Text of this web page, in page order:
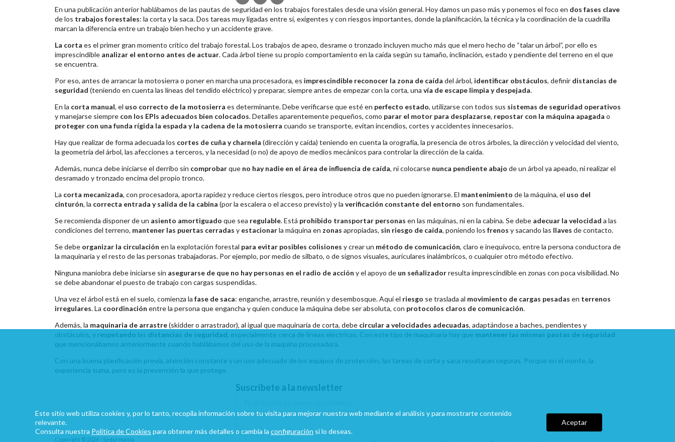
En una publicación anterior hablábamos de las pautas de seguridad en los trabajos forestales desde una visión general. Hoy damos un paso más y ponemos el foco en dos fases clave
de los trabajos forestales: la corta y la saca. Dos tareas muy ligadas entre sí, exigentes y con riesgos importantes, donde la planificación, la técnica y la coordinación de la cuadrilla
marcan la diferencia entre un trabajo bien hecho y un accidente grave.
La corta es el primer gran momento crítico del trabajo forestal. Los trabajos de apeo, desrame o tronzado incluyen mucho más que el mero hecho de “talar un árbol”, por ello es
imprescindible analizar el entorno antes de actuar. Cada árbol tiene su propio comportamiento en la caída según su tamaño, inclinación, estado y pendiente del terreno en el que
se encuentra.
Por eso, antes de arrancar la motosierra o poner en marcha una procesadora, es imprescindible reconocer la zona de caída del árbol, identificar obstáculos, definir distancias de
seguridad (teniendo en cuenta las líneas del tendido eléctrico) y preparar, siempre antes de empezar con la corta, una vía de escape limpia y despejada.
En la corta manual, el uso correcto de la motosierra es determinante. Debe verificarse que esté en perfecto estado, utilizarse con todos sus sistemas de seguridad operativos
y manejarse siempre con los EPIs adecuados bien colocados. Detalles aparentemente pequeños, como parar el motor para desplazarse, repostar con la máquina apagada o
proteger con una funda rígida la espada y la cadena de la motosierra cuando se transporte, evitan incendios, cortes y accidentes innecesarios.
Hay que realizar de forma adecuada los cortes de cuña y charnela (dirección y caída) teniendo en cuenta la orografía, la presencia de otros árboles, la dirección y velocidad del viento,
la geometría del árbol, las afecciones a terceros, y la necesidad (o no) de apoyo de medios mecánicos para controlar la dirección de la caída.
Además, nunca debe iniciarse el derribo sin comprobarque no hay nadie en el área de influencia de caída, ni colocarse nunca pendiente abajo de un árbol ya apeado, ni realizar el
desramado y tronzado encima del propio tronco.
La corta mecanizada, con procesadora, aporta rapidez y reduce ciertos riesgos, pero introduce otros que no pueden ignorarse. El mantenimiento de la máquina, el uso del
cinturón, la correcta entrada y salida de la cabina (por la escalera o el acceso previsto) y la verificación constante del entorno son fundamentales.
Se recomienda disponer de un asiento amortiguado que sea regulable. Está prohibido transportar personas en las máquinas, ni en la cabina. Se debe adecuar la velocidad a las
condiciones del terreno, mantener las puertas cerradas y estacionarla máquina en zonas apropiadas, sin riesgo de caída, poniendo los frenos y sacando las llaves de contacto.
Se debe organizar la circulación en la explotación forestal para evitar posibles colisiones y crear un método de comunicación, claro e inequívoco, entre la persona conductora de
la maquinaria y el resto de las personas trabajadoras. Por ejemplo, por medio de silbato, o de signos visuales, auriculares inalámbricos, o cualquier otro método efectivo.
Ninguna maniobra debe iniciarse sin asegurarse de que no hay personas en el radio de acción y el apoyo de un señalizadorresulta imprescindible en zonas con poca visibilidad. No
se debe abandonar el puesto de trabajo con cargas suspendidas.
Una vez el árbol está en el suelo, comienza la fase de saca: enganche, arrastre, reunión y desembosque. Aquí el riesgo se traslada al movimiento de cargas pesadas en terrenos
irregulares. La coordinación entre la persona que engancha y quien conduce la máquina debe ser absoluta, con protocolos claros de comunicación.
Además, la maquinaria de arrastre(skidder o arrastrador), al igual que maquinaría de corta, debe circular a velocidades adecuadas, adaptándose a baches, pendientes y
obstáculos, y respetando las distancias de seguridad , especialmente cerca de líneas eléctricas. Con este tipo de maquinaria hay que mantener las mismas pautas de seguridad
que mencionábamos anteriormente cuando hablábamos del uso de la maquina procesadora.
Con una buena planificación previa, atención constante y un uso adecuado de los equipos de protección, las tareas de corta y saca resultaran seguras. Porque en el monte, la
experiencia suma, pero es la prevención la que protege.
Suscríbete a la newsletter
Copyright © 2026 - Segurmania
Este sitio web utiliza cookies y, por lo tanto, recopila información sobre tu visita para mejorar nuestra web mediante el análisis y para mostrarte contenido
relevante.
Consulta nuestra Política de Cookies para obtener más detalles o cambia la configuración si lo deseas.
Aceptar